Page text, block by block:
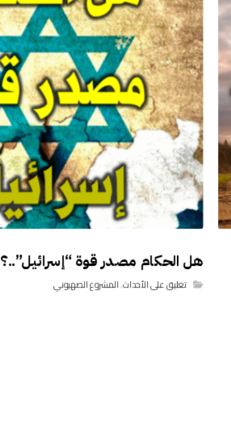
هل الحكام مصدر قوة “إسرائيل”..؟
تعليق على الأحداث,المشروع الصهيوني